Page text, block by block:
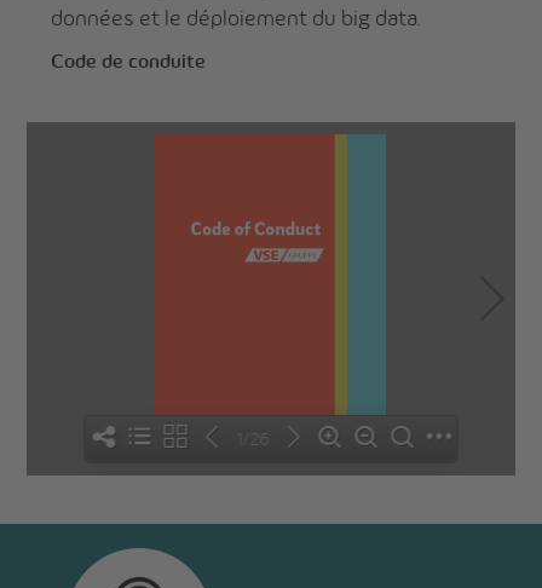
données et le déploiement du big data.
Code de conduite
1/26